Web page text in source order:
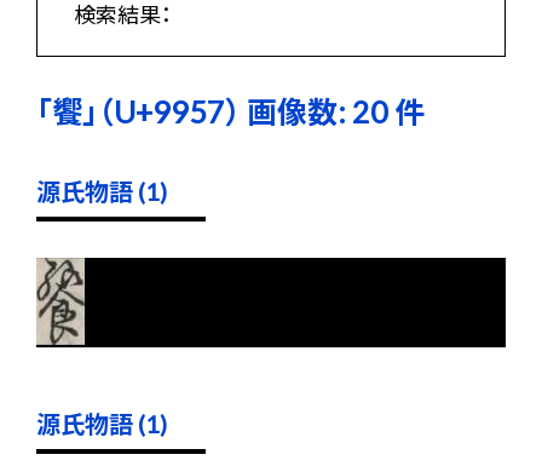
検索結果：
「饗」（U+9957） 画像数: 20 件
源氏物語 (1)
源氏物語 (1)